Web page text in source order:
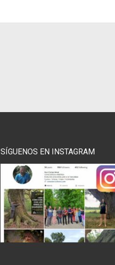
SÍGUENOS EN INSTAGRAM